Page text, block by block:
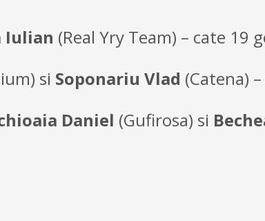
Iulian (Real Yry Team) – cate 19
si Soponariu Vlad (Catena)
Daniel (Gufirosa) si